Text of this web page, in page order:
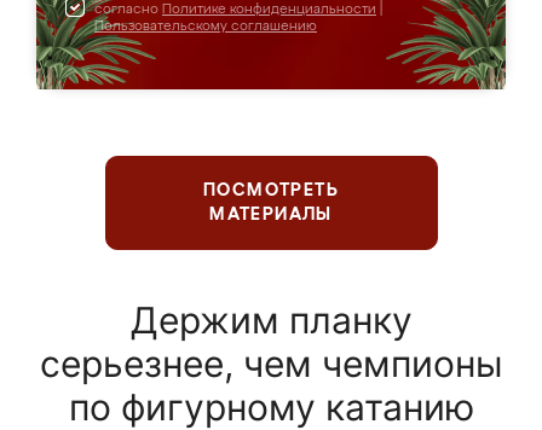
согласно Политике конфиденциальности
Пользовательскому соглашению
ПОСМОТРЕТЬ
МАТЕРИАЛЫ
Держим планку
серьезнее, чем чемпионы
по фигурному катанию